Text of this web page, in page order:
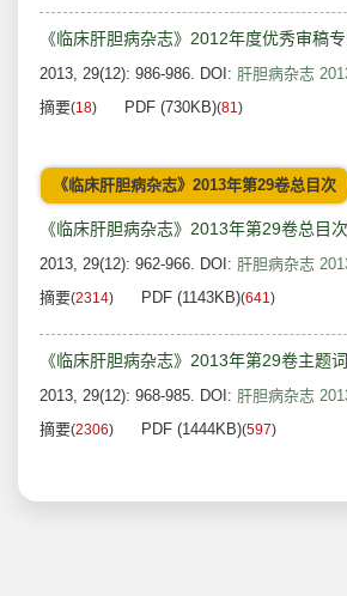
《临床肝胆病杂志》2012年度优秀审稿
2013, 29(12): 986-986. DOI: 肝胆病杂志
摘要(18) PDF (730KB)(81)
《临床肝胆病杂志》2013年第29卷总目次
《临床肝胆病杂志》2013年第29卷总目次
2013, 29(12): 962-966. DOI: 肝胆病杂志
摘要(2314) PDF (1143KB)(641)
《临床肝胆病杂志》2013年第29卷主题词
2013, 29(12): 968-985. DOI: 肝胆病杂志
摘要(2306) PDF (1444KB)(597)